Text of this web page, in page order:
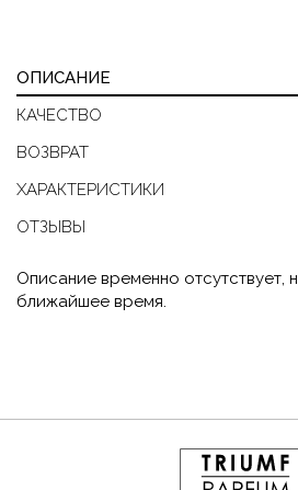
ОПИСАНИЕ
КАЧЕСТВО
ВОЗВРАТ
ХАРАКТЕРИСТИКИ
ОТЗЫВЫ
Описание временно отсутствует,
ближайшее время.